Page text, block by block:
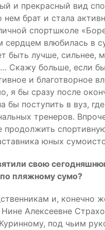
и прекрасный вид
нем брат и стала
спортшколе
сердцем влюбилась в
быть лучше, сильнее,
Скажу больше, если
и благотворное
я бы сразу после
бы поступить в вуз,
тренеров.
продолжить
юных
свою
пляжному сумо?
и, конечно
Алексеевне
под чьим